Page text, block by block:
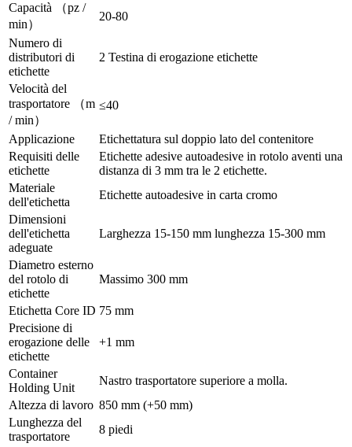
Capacità （pz /
min）
20-80
Numero di
distributori di
etichette
2 Testina di erogazione etichette
Velocità del
trasportatore （m
/ min）
≤40
Applicazione
Etichettatura sul doppio lato del contenitore
Requisiti delle
etichette
Etichette adesive autoadesive in rotolo aventi una
distanza di 3 mm tra le 2 etichette.
Materiale
dell'etichetta
Etichette autoadesive in carta cromo
Dimensioni
dell'etichetta
adeguate
Larghezza 15-150 mm lunghezza 15-300 mm
Diametro esterno
del rotolo di
etichette
Massimo 300 mm
Etichetta Core ID 75 mm
Precisione di
erogazione delle
etichette
+1 mm
Container
Holding Unit
Nastro trasportatore superiore a molla.
Altezza di lavoro 850 mm (+50 mm)
Lunghezza del
trasportatore
8 piedi